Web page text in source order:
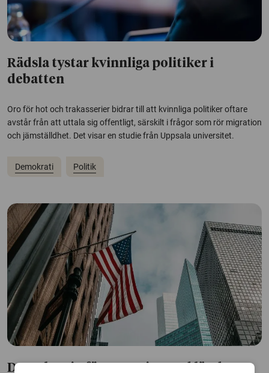
Rädsla tystar kvinnliga politiker i
debatten
Oro för hot och trakasserier bidrar till att kvinnliga politiker oftare
avstår från att uttala sig offentligt, särskilt i frågor som rör migration
och jämställdhet. Det visar en studie från Uppsala universitet.
Demokrati Politik
Demokratin försvagas i en rad länder –